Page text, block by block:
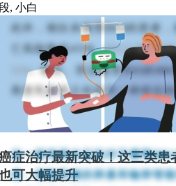
此外，相比未接受BSO的患者
亡风险降低45%（BRCA1携带者降
52%）相关。而且接受BSO的
再患乳腺癌之外的另一种癌症
这一研究再次证实对于携带
者，切除双侧的卵巢和输卵管
, 小白
症治疗最新突破！这三类患
可大幅提升